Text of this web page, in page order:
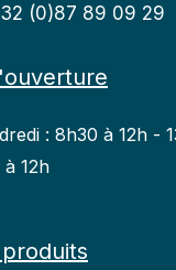
(0)87 89 09 29
: 8h30 à 12h -
12h